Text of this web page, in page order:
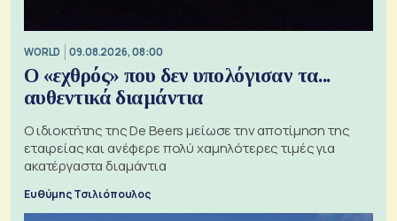
WORLD 09.08.2026, 08:00
Ο «εχθρός» που δεν υπολόγισαν τα...
αυθεντικά διαμάντια
Ο ιδιοκτήτης της De Beers μείωσε την αποτίμηση της
εταιρείας και ανέφερε πολύ χαμηλότερες τιμές για
ακατέργαστα διαμάντια
Ευθύμης Τσιλιόπουλος